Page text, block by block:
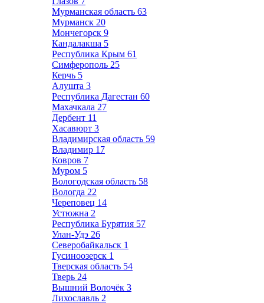
Мурманская область 63
Мурманск 20
Мончегорск 9
Кандалакша 5
Республика Крым 61
Симферополь 25
Керчь 5
Алушта 3
Республика Дагестан 60
Махачкала 27
Дербент 11
Хасавюрт 3
Владимирская область 59
Владимир 17
Ковров 7
Муром 5
Вологодская область 58
Вологда 22
Череповец 14
Устюжна 2
Республика Бурятия 57
Улан-Удэ 26
Северобайкальск 1
Гусиноозерск 1
Тверская область 54
Тверь 24
Вышний Волочёк 3
Лихославль 2